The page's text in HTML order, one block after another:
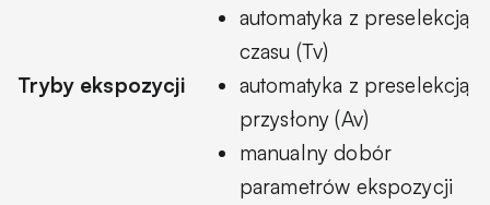
Tryby ekspozycji
automatyka z preselekcją
czasu (Tv)
automatyka z preselekcją
przysłony (Av)
manualny dobór
parametrów ekspozycji